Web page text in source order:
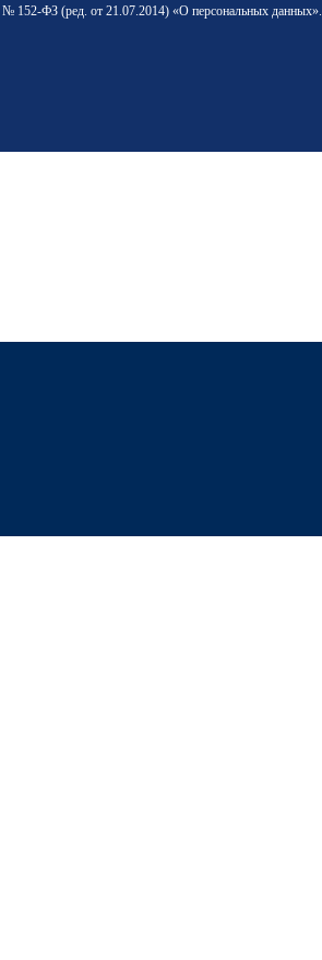
№ 152-ФЗ (ред. от 21.07.2014) «О персональных данных».